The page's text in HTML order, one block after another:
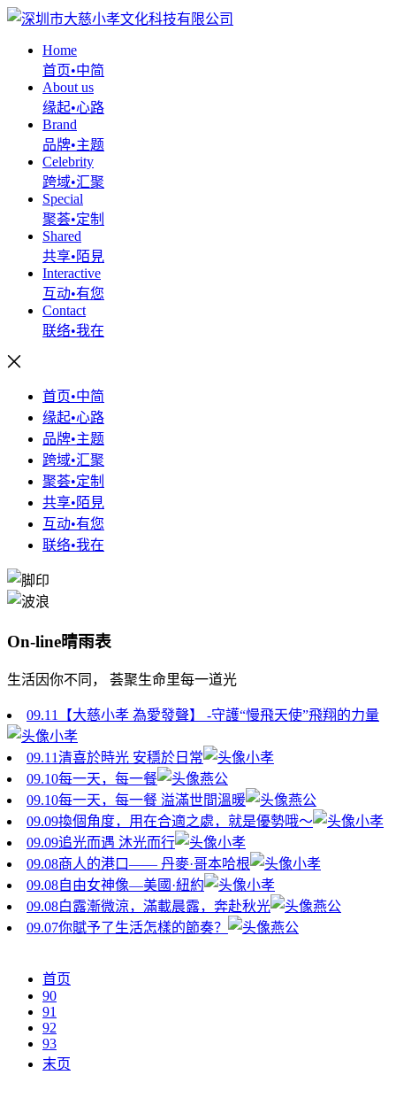
Home
首页•中简
About us
缘起•心路
Brand
品牌•主题
Celebrity
跨域•汇聚
Special
聚荟•定制
Shared
共享•陌見
Interactive
互动•有您
Contact
联络•我在
首页•中简
缘起•心路
品牌•主题
跨域•汇聚
聚荟•定制
共享•陌見
互动•有您
联络•我在
On-line晴雨表
生活因你不同， 荟聚生命里每一道光
09.11 【大慈小孝 為愛發聲】 -守護“慢飛天使”飛翔的力量
小孝
09.11清喜於時光 安穩於日常
小孝
09.10每一天，每一餐
燕公
09.10每一天，每一餐 溢滿世間溫暖
燕公
09.09換個角度，用在合適之處，就是優勢哦～
小孝
09.09追光而遇 沐光而行
小孝
09.08商人的港口—— 丹麥·哥本哈根
小孝
09.08自由女神像—美國·紐約
小孝
09.08白露漸微涼，滿載晨露，奔赴秋光
燕公
09.07你賦予了生活怎樣的節奏？ 燕公
首页
90
91
92
93
末页